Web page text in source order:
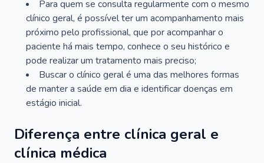
Para quem se consulta regularmente com o mesmo
clínico geral, é possível ter um acompanhamento mais
próximo pelo profissional, que por acompanhar o
paciente há mais tempo, conhece o seu histórico e
pode realizar um tratamento mais preciso;
Buscar o clínico geral é uma das melhores formas
de manter a saúde em dia e identificar doenças em
estágio inicial.
Diferença entre clínica geral e
clínica médica